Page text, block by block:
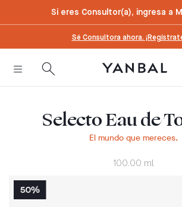
Si eres Consultor(a), ingresa a
Sé Consultora ahora.
Selecto Eau de
El mundo que mereces.
100.00 ml